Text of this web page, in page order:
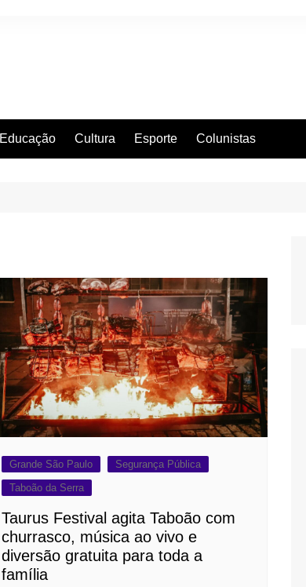
Educação Cultura Esporte Colunistas
Grande São Paulo
Segurança Pública
Taboão da Serra
Taurus Festival agita Taboão com
churrasco, música ao vivo e
diversão gratuita para toda a
família